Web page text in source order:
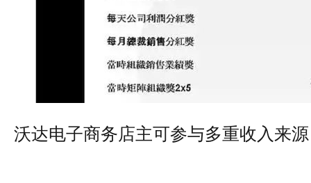
沃达电子商务店主可参与多重收入来源